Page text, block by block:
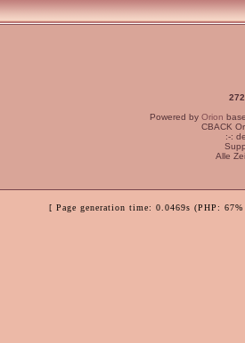
Powered by Orion
CBACK
:-:
Alle
[ Page generation time: 0.0469s (PHP: